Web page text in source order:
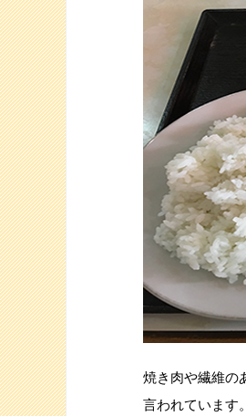
焼き肉や繊維の
言われています。